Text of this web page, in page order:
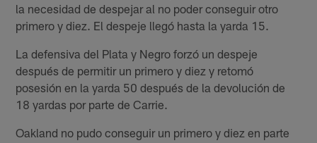
la necesidad de despejar al no poder conseguir otro
primero y diez. El despeje llegó hasta la yarda 15.
La defensiva del Plata y Negro forzó un despeje
después de permitir un primero y diez y retomó
posesión en la yarda 50 después de la devolución de
18 yardas por parte de Carrie.
Oakland no pudo conseguir un primero y diez en parte